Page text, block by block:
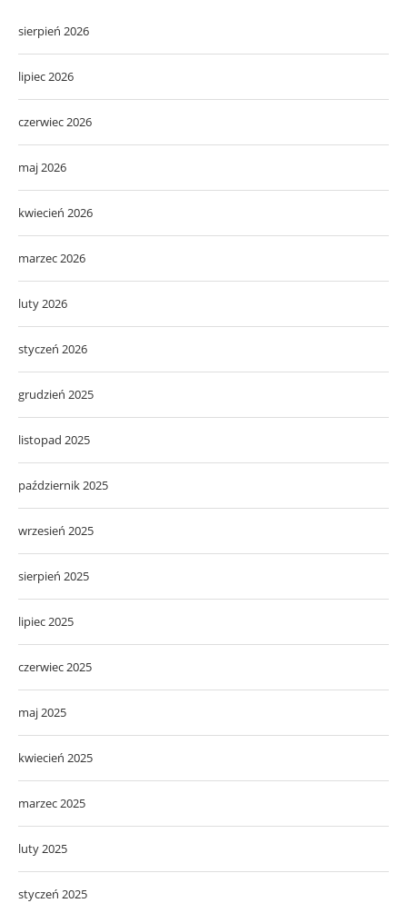
sierpień 2026
lipiec 2026
czerwiec 2026
maj 2026
kwiecień 2026
marzec 2026
luty 2026
styczeń 2026
grudzień 2025
listopad 2025
październik 2025
wrzesień 2025
sierpień 2025
lipiec 2025
czerwiec 2025
maj 2025
kwiecień 2025
marzec 2025
luty 2025
styczeń 2025